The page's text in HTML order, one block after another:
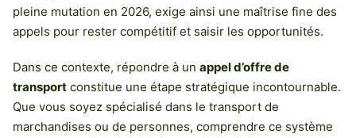
pleine mutation en 2026, exige ainsi une maîtrise fine des
appels pour rester compétitif et saisir les opportunités.
Dans ce contexte, répondre à un appel d’offre de
transport constitue une étape stratégique incontournable.
Que vous soyez spécialisé dans le transport de
marchandises ou de personnes, comprendre ce système